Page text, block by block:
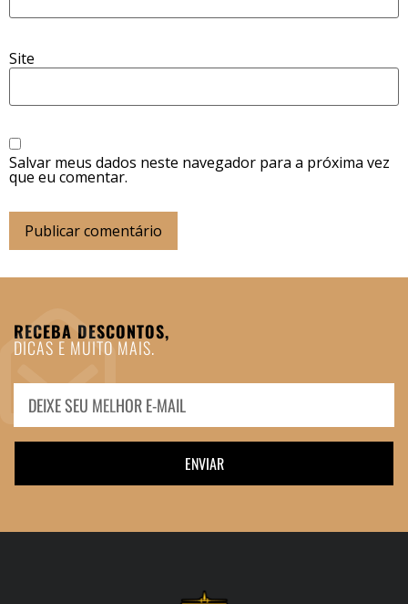
Site
Salvar meus dados neste navegador para a próxima vez
que eu comentar.
RECEBA DESCONTOS,
DICAS E MUITO MAIS.
ENVIAR